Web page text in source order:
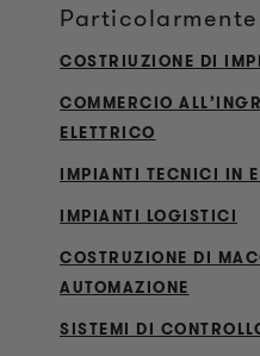
COSTRIUZIONE DI
COMMERCIO
ELETTRICO
IMPIANTI TECNICI IN
IMPIANTI LOGISTICI
COSTRUZIONE DI
AUTOMAZIONE
SISTEMI DI